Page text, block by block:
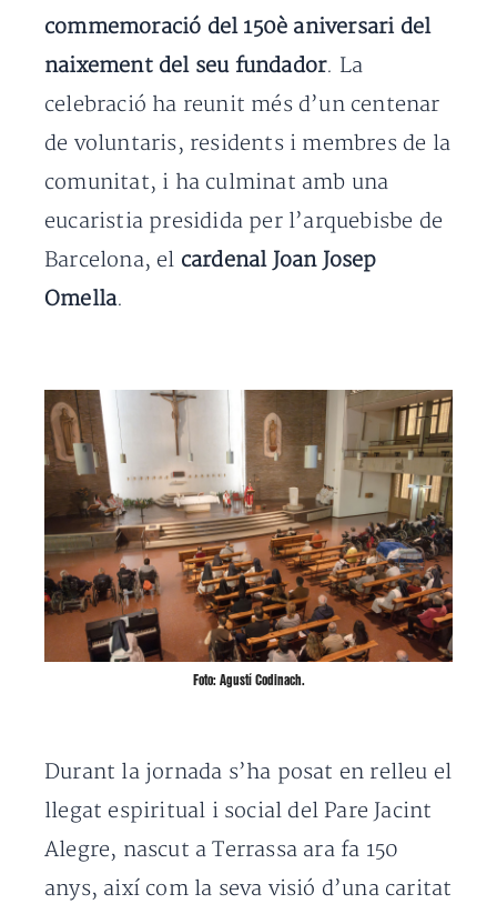
commemoració del 150è aniversari del
naixement del seu fundador. La
celebració ha reunit més d’un centenar
de voluntaris, residents i membres de la
comunitat, i ha culminat amb una
eucaristia presidida per l’arquebisbe de
Barcelona, el cardenal Joan Josep
Omella.
Foto: Agustí Codinach.
Durant la jornada s’ha posat en relleu el
llegat espiritual i social del Pare Jacint
Alegre, nascut a Terrassa ara fa 150
anys, així com la seva visió d’una caritat